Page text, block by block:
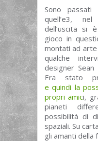
Sono
quell’e3,
dell’uscita si
gioco in
montati ad arte
qualche
designer
Era stato
e quindi la
propri amici,
pianeti
possibilità di
spaziali. Su
gli amanti della